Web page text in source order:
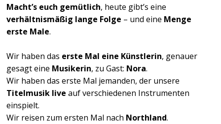
Macht’s euch gemütlich, heute gibt’s eine
verhältnismäßig lange Folge – und eine Menge
erste Male.
Wir haben das erste Mal eine Künstlerin, genauer
gesagt eine Musikerin, zu Gast: Nora.
Wir haben das erste Mal jemanden, der unsere
Titelmusik live auf verschiedenen Instrumenten
einspielt.
Wir reisen zum ersten Mal nach Northland.